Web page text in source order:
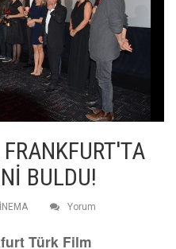
BULDU!
Yorum
Türk Film